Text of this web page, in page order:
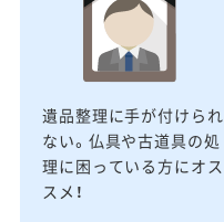
遺品整理に手が付けられ
ない。仏具や古道具の処
理に困っている方にオス
スメ！